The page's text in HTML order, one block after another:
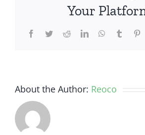
Serta
Your
Facebook
TwitterRedditLinkedInWhatsApp
Tumblr
About the Author: Reoco